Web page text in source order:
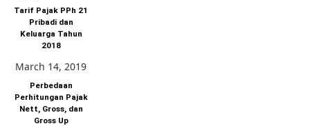
Tarif Pajak PPh 21
Pribadi dan
Keluarga Tahun
2018
March 14, 2019
Perbedaan
Perhitungan Pajak
Nett, Gross, dan
Gross Up